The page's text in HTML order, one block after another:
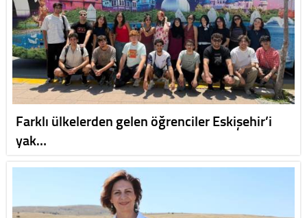
Farklı ülkelerden gelen öğrenciler Eskişehir’i
yak…